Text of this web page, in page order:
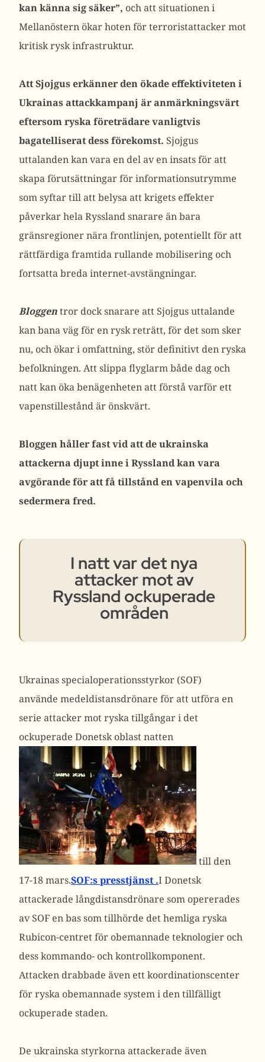
kan känna sig säker”, och att situationen i
Mellanöstern ökar hoten för terroristattacker mot
kritisk rysk infrastruktur.
Att Sjojgus erkänner den ökade effektiviteten i
Ukrainas attackkampanj är anmärkningsvärt
eftersom ryska företrädare vanligtvis
bagatelliserat dess förekomst. Sjojgus
uttalanden kan vara en del av en insats för att
skapa förutsättningar för informationsutrymme
som syftar till att belysa att krigets effekter
påverkar hela Ryssland snarare än bara
gränsregioner nära frontlinjen, potentiellt för att
rättfärdiga framtida rullande mobilisering och
fortsatta breda internet-avstängningar.
Bloggentror dock snarare att Sjojgus uttalande
kan bana väg för en rysk reträtt, för det som sker
nu, och ökar i omfattning, stör definitivt den ryska
befolkningen. Att slippa flyglarm både dag och
natt kan öka benägenheten att förstå varför ett
vapenstillestånd är önskvärt.
Bloggen håller fast vid att de ukrainska
attackerna djupt inne i Ryssland kan vara
avgörande för att få tillstånd en vapenvila och
sedermera fred.
I natt var det nya
attacker mot av
Ryssland ockuperade
områden
Ukrainas specialoperationsstyrkor (SOF)
använde medeldistansdrönare för att utföra en
serie attacker mot ryska tillgångar i det
ockuperade Donetsk oblast natten
till den
17-18 mars.SOF:s presstjänst .I Donetsk
attackerade långdistansdrönare som opererades
av SOF en bas som tillhörde det hemliga ryska
Rubicon-centret för obemannade teknologier och
dess kommando- och kontrollkomponent.
Attacken drabbade även ett koordinationscenter
för ryska obemannade system i den tillfälligt
ockuperade staden.
De ukrainska styrkorna attackerade även